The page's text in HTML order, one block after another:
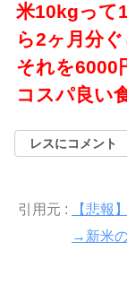
米10kgって
ら2ヶ月分
それを6000
コスパ良い
レスにコメント
引用元 :
【悲報
→新米